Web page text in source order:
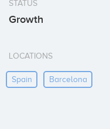
STATUS
Growth
LOCATIONS
Spain Barcelona